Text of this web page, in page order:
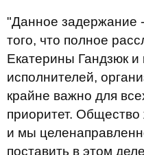
"Данное задержание
того, что полное
Екатерины Гандзюк и
исполнителей,
крайне важно для
приоритет. Общество
и мы
поставить в этом